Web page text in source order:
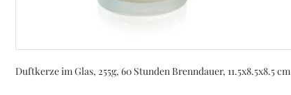
Duftkerze im Glas, 255g, 60 Stunden Brenndauer, 11.5x8.5x8.5 cm